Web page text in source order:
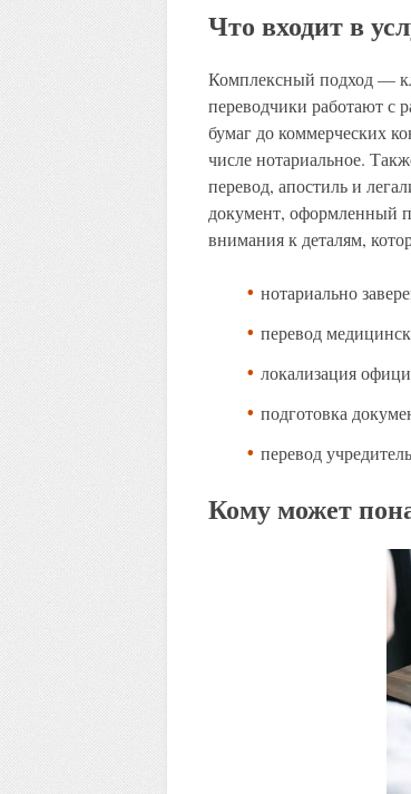
Что входит в
Комплексный подход —
переводчики работают с
бумаг до коммерческих
числе нотариальное.
перевод, апостиль и
документ, оформленный
внимания к деталям,
нотариально
перевод
локализация
подготовка
перевод
Кому может